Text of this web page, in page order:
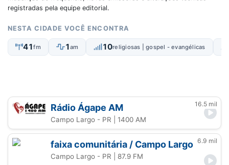
registradas pela equipe editorial.
NESTA CIDADE VOCÊ ENCONTRA
41fm 1am 10religiosas | gospel - evangélicas
Rádio Ágape AM 16.5 mil
Campo Largo - PR | 1400 AM
faixa comunitária / Campo Largo 6.9 mil
Campo Largo - PR | 87.9 FM